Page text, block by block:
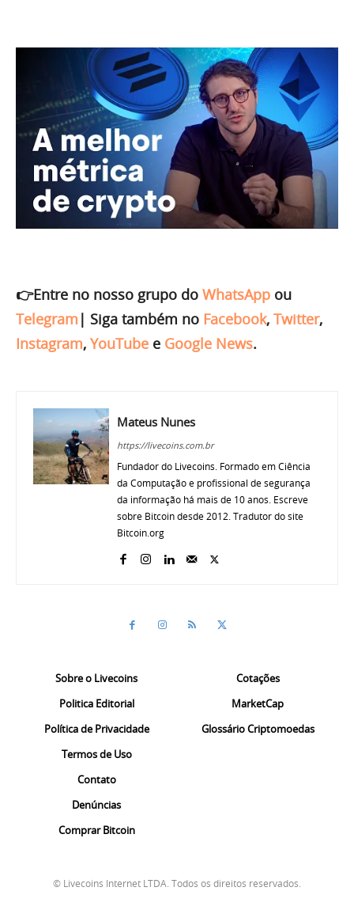
👉Entre no nosso grupo do WhatsApp ou
Telegram | Siga também no Facebook, Twitter,
Instagram, YouTube e Google News.
Mateus Nunes
https://livecoins.com.br
Fundador do Livecoins. Formado em Ciência
da Computação e profissional de segurança
da informação há mais de 10 anos. Escreve
sobre Bitcoin desde 2012. Tradutor do site
Bitcoin.org
Sobre o Livecoins
Politica Editorial
Política de Privacidade
Termos de Uso
Contato
Denúncias
Comprar Bitcoin
Cotações
MarketCap
Glossário Criptomoedas
© Livecoins Internet LTDA. Todos os direitos reservados.